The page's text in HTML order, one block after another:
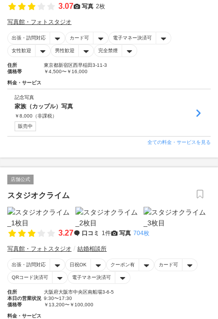
3.07 写真 2枚
写真館・フォトスタジオ
出張・訪問対応 カード可 電子マネー決済可
女性歓迎 男性歓迎 完全禁煙
住所
東京都新宿区西早稲田3-11-3
価格帯
￥4,500〜￥16,000
料金・サービス
記念写真
家族（カップル）写真
￥8,000 （非課税）
販売中
全ての料金・サービスを見る
店舗公式
スタジオクライム
3.27 口コミ 1件 写真 704枚
写真館・フォトスタジオ 結婚相談所
出張・訪問対応 日祝OK クーポン有 カード可
QRコード決済可 電子マネー決済可
住所
大阪府大阪市中央区南船場3-6-5
本日の営業状況 9:30〜17:30
価格帯
￥13,200〜￥100,000
料金・サービス